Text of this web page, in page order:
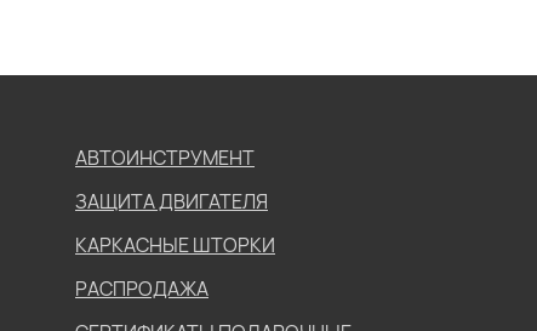
АВТОИНСТРУМЕНТ
ЗАЩИТА ДВИГАТЕЛЯ
КАРКАСНЫЕ ШТОРКИ
РАСПРОДАЖА